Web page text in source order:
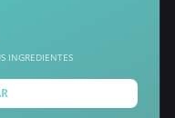
INGREDIENTES